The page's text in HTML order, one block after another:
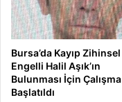
Bursa’da Kayıp Zihinsel
Engelli Halil Aşık’ın
Bulunması İçin Çalışma
Başlatıldı